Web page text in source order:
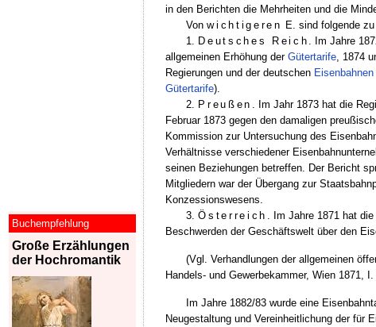
in den Berichten die Mehrheiten und die
Vonwichtigeren E. sind folgende
1.
Deutsches Reich . Im Jahre
allgemeinen Erhöhung der Gütertarife, 1874
Regierungen und der deutschen Eisenbahnen
Gütertarife).
2.
Preußen
. Im Jahr 1873 hat die
Februar 1873 gegen den damaligen
Kommission zur Untersuchung des
Verhältnisse verschiedener
seinen Beziehungen betreffen. Der Bericht
Mitgliedern war der Übergang zur
Konzessionswesens.
3.Österreich
. Im Jahre 1871 hat
Beschwerden der Geschäftswelt über den
(Vgl. Verhandlungen der allgemeinen
Handels- und Gewerbekammer, Wien 1871,
Im Jahre 1882/83 wurde eine
Neugestaltung und Vereinheitlichung der für
Buchempfehlung
Große Erzählungen
der Hochromantik